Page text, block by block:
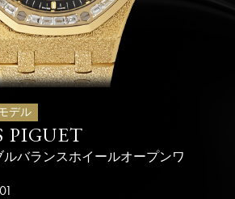
デル
PIGUET
ルバランスホイールオープンワ